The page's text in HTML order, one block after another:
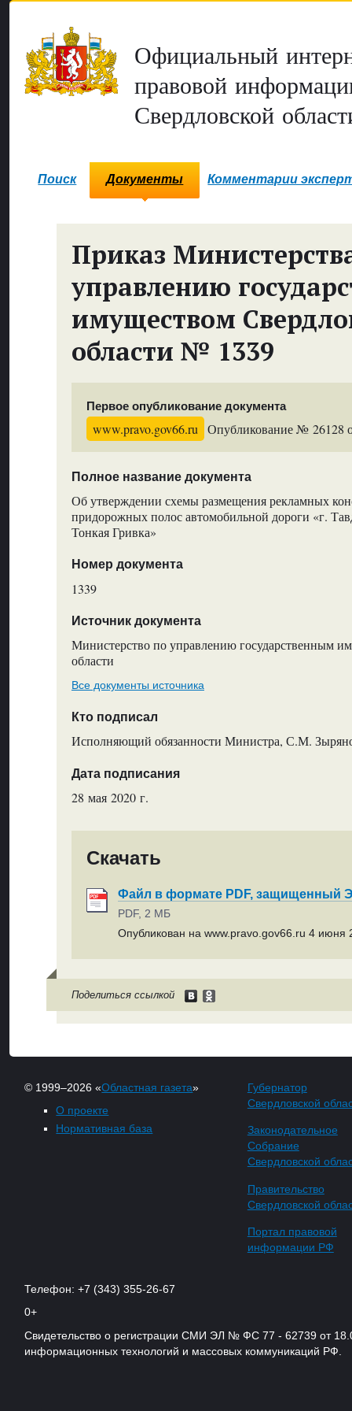
Официальный
правовой
Свердловской
Поиск Документы Комментарии
Приказ
управлению
имуществом
области № 1339
Первое опубликование документа
www.pravo.gov66.ru Опубликование № 26128
Полное название документа
Об утверждении схемы размещения рекламных
придорожных полос автомобильной дороги «г.
Тонкая Гривка»
Номер документа
1339
Источник документа
Министерство по управлению государственным
области
Все документы источника
Кто подписал
Исполняющий обязанности Министра, С.М.
Дата подписания
28 мая 2020 г.
Скачать
Файл в формате PDF, защищенный
PDF, 2 МБ
Опубликован на www.pravo.gov66.ru 4 июня
Поделиться ссылкой
© 1999–2026 «Областная газета»
О проекте
Нормативная база
Губернатор
Свердловской
Законодательное
Собрание
Свердловской
Правительство
Свердловской
Портал правовой
информации РФ
Телефон: +7 (343) 355-26-67
0+
Свидетельство о регистрации СМИ ЭЛ № ФС 77 - 62739 от
информационных технологий и массовых коммуникаций РФ.